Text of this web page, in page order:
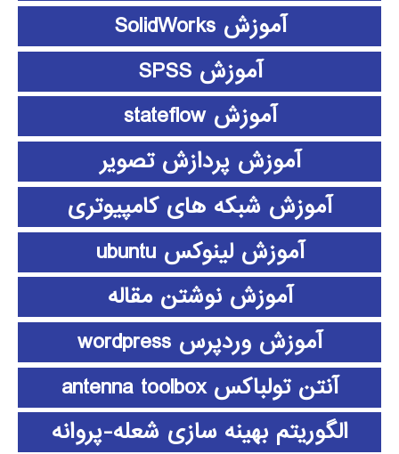
آموزش SolidWorks
آموزش SPSS
آموزش stateflow
آموزش پردازش تصویر
آموزش شبکه های کامپیوتری
آموزش لینوکس ubuntu
آموزش نوشتن مقاله
آموزش وردپرس wordpress
آنتن تولباکس antenna toolbox
الگوریتم بهینه سازی شعله-پروانه